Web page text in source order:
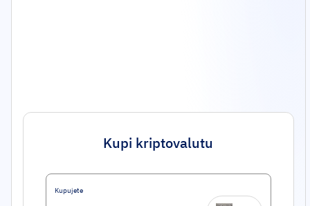
Kupi kriptovalutu
Kupujete